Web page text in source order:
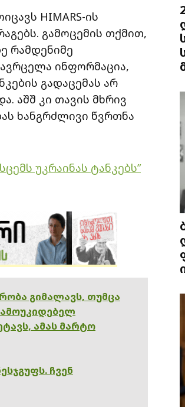
HIMARS-ის
გამოცემის თქმით,
რამდენიმე
ინფორმაცია,
გადაცემას არ
აშშ კი თავის მხრივ
ხანგრძლივი წვრთნა
უკრაინას ტანკებს”
გიმალავს, თუმცა
ამას მარტო
ჩვენ